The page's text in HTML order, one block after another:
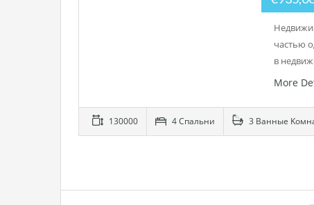
частью
в
More
130000 4 Cпальни 3 Bанные